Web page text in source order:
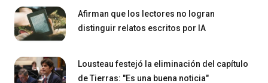
Afirman que los lectores no logran
distinguir relatos escritos por IA
Lousteau festejó la eliminación del capítulo
de Tierras: "Es una buena noticia"